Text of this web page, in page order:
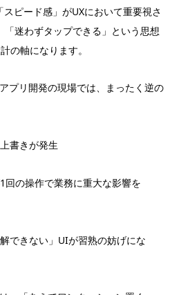
ピード感」がUXにおいて重要視さ
迷わずタップできる」という思想
の軸になります。
プリ開発の現場では、まったく逆の
書きが発生
回の操作で業務に重大な影響を
できない」UIが習熟の妨げにな